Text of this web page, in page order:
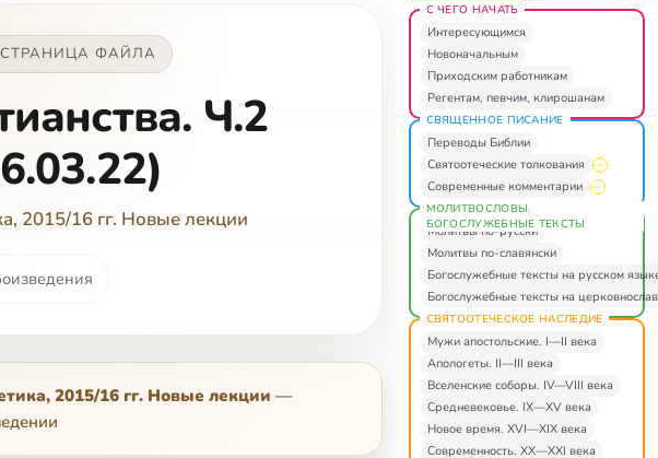
ФАЙЛА
Ч.2
2015/16 гг. Новые лекции
2015/16 гг. Новые лекции —
С ЧЕГО НАЧАТЬ
Интересующимся
Новоначальным
Приходским работникам
Регентам, певчим, клирошанам
СВЯЩЕННОЕ ПИСАНИЕ
Переводы Библии
Святоотеческие толкования
Современные комментарии
МОЛИТВОСЛОВЫ.
БОГОСЛУЖЕБНЫЕ ТЕКСТЫ
Молитвы по-русски
Молитвы по-славянски
Богослужебные тексты на русском
Богослужебные тексты на
СВЯТООТЕЧЕСКОЕ НАСЛЕДИЕ
Мужи апостольские. I—II века
Апологеты. II—III века
Вселенские соборы. IV—VIII века
Средневековье. IX—XV века
Новое время. XVI—XIX века
Современность. XX—XXI века